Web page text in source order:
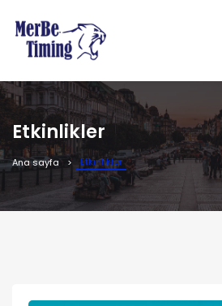
Etkinlikler
Ana sayfa Etkinlikler